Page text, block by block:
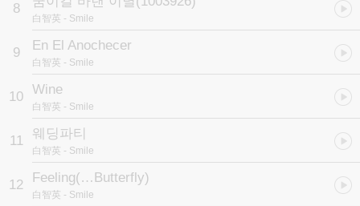
8
白智英 - Smile
9 En El Anochecer
白智英 - Smile
10 Wine
白智英 - Smile
11 웨딩파티
白智英 - Smile
12 Feeling(…Butterfly)
白智英 - Smile